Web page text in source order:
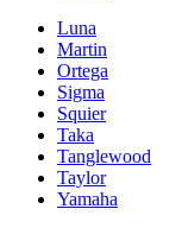
Luna
Martin
Ortega
Sigma
Squier
Taka
Tanglewood
Taylor
Yamaha